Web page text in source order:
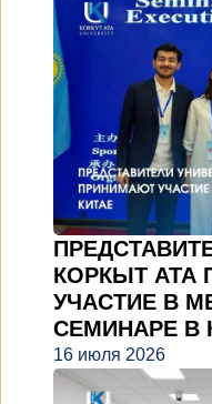
КОРКЫТ АТА
УЧАСТИЕ В
СЕМИНАРЕ В
16 июля 2026